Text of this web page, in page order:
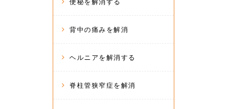
便秘を解消する
背中の痛みを解消
ヘルニアを解消する
脊柱管狭窄症を解消